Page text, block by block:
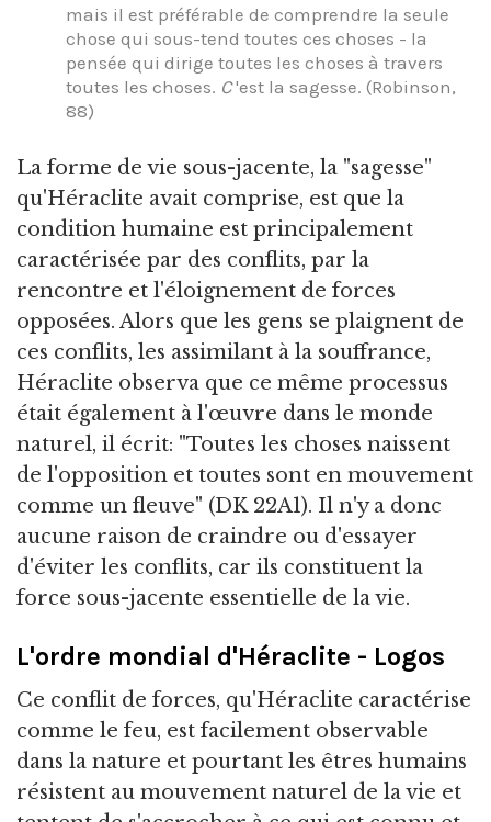
mais il est préférable de comprendre la seule
chose qui sous-tend toutes ces choses - la
pensée qui dirige toutes les choses à travers
toutes les choses. C'est la sagesse. (Robinson,
88)
La forme de vie sous-jacente, la "sagesse"
qu'Héraclite avait comprise, est que la
condition humaine est principalement
caractérisée par des conflits, par la
rencontre et l'éloignement de forces
opposées. Alors que les gens se plaignent de
ces conflits, les assimilant à la souffrance,
Héraclite observa que ce même processus
était également à l'œuvre dans le monde
naturel, il écrit: "Toutes les choses naissent
de l'opposition et toutes sont en mouvement
comme un fleuve" (DK 22A1). Il n'y a donc
aucune raison de craindre ou d'essayer
d'éviter les conflits, car ils constituent la
force sous-jacente essentielle de la vie.
L'ordre mondial d'Héraclite - Logos
Ce conflit de forces, qu'Héraclite caractérise
comme le feu, est facilement observable
dans la nature et pourtant les êtres humains
résistent au mouvement naturel de la vie et